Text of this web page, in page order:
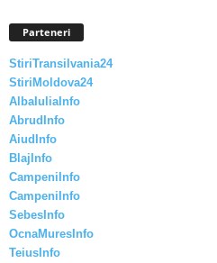
Parteneri
StiriTransilvania24
StiriMoldova24
AlbaIuliaInfo
AbrudInfo
AiudInfo
BlajInfo
CampeniInfo
CampeniInfo
SebesInfo
OcnaMuresInfo
TeiusInfo